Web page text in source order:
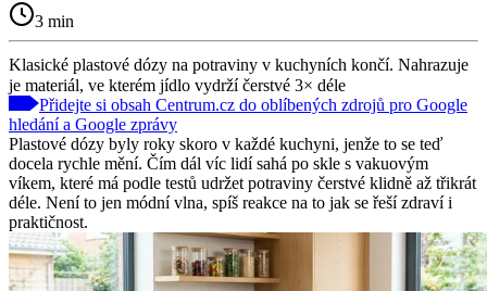
3 min
Klasické plastové dózy na potraviny v kuchyních končí. Nahrazuje
je materiál, ve kterém jídlo vydrží čerstvé 3× déle
Přidejte si obsah Centrum.cz do oblíbených zdrojů pro Google
hledání a Google zprávy
Plastové dózy byly roky skoro v každé kuchyni, jenže to se teď
docela rychle mění. Čím dál víc lidí sahá po skle s vakuovým
víkem, které má podle testů udržet potraviny čerstvé klidně až třikrát
déle. Není to jen módní vlna, spíš reakce na to jak se řeší zdraví i
praktičnost.